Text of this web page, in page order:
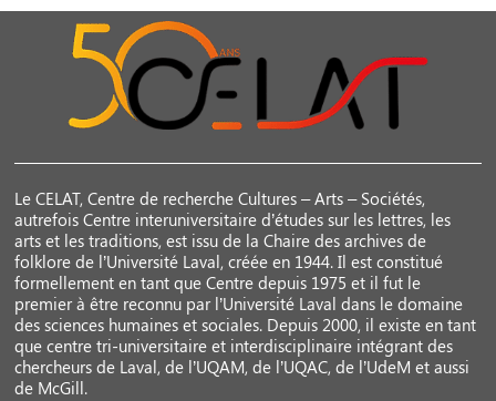
Le CELAT, Centre de recherche Cultures – Arts – Sociétés,
autrefois Centre interuniversitaire d’études sur les lettres, les
arts et les traditions, est issu de la Chaire des archives de
folklore de l’Université Laval, créée en 1944. Il est constitué
formellement en tant que Centre depuis 1975 et il fut le
premier à être reconnu par l’Université Laval dans le domaine
des sciences humaines et sociales. Depuis 2000, il existe en tant
que centre tri-universitaire et interdisciplinaire intégrant des
chercheurs de Laval, de l’UQAM, de l’UQAC, de l’UdeM et aussi
de McGill.